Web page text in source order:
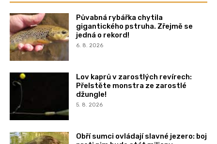
Půvabná rybářka chytila
gigantického pstruha. Zřejmě se
jedná o rekord!
6. 8. 2026
Lov kaprů v zarostlých revírech:
Přelstěte monstra ze zarostlé
džungle!
5. 8. 2026
Obří sumci ovládají slavné jezero: boj